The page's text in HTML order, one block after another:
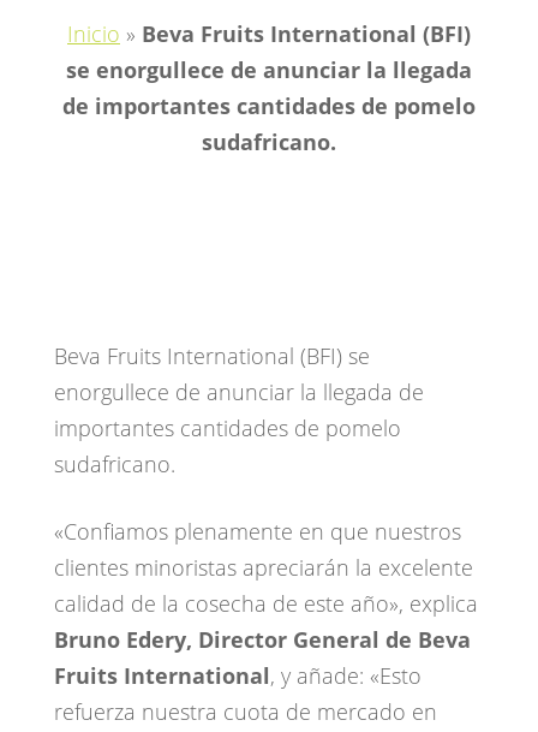
Inicio » Beva Fruits International (BFI)
se enorgullece de anunciar la llegada
de importantes cantidades de pomelo
sudafricano.
Beva Fruits International (BFI) se
enorgullece de anunciar la llegada de
importantes cantidades de pomelo
sudafricano.
«Confiamos plenamente en que nuestros
clientes minoristas apreciarán la excelente
calidad de la cosecha de este año», explica
Bruno Edery, Director General de Beva
Fruits International, y añade: «Esto
refuerza nuestra cuota de mercado en